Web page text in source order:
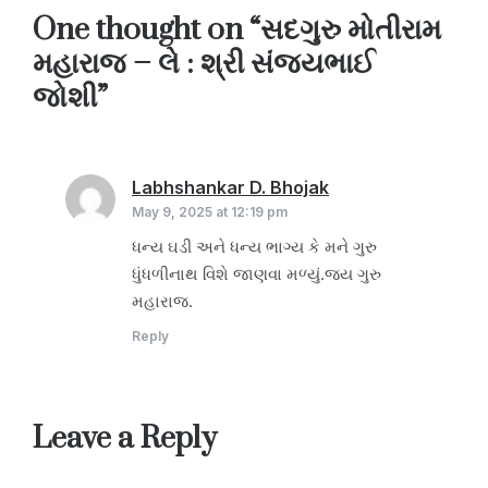
One thought on “સદગુરુ મોતીરામ
મહારાજ – લે : શ્રી સંજયભાઈ
જોશી”
Labhshankar D. Bhojak
May 9, 2025 at 12:19 pm
ધન્ય ઘડી અને ધન્ય ભાગ્ય કે મને ગુરુ
ધુંધળીનાથ વિશે જાણવા મળ્યું.જય ગુરુ
મહારાજ.
Reply
Leave a Reply